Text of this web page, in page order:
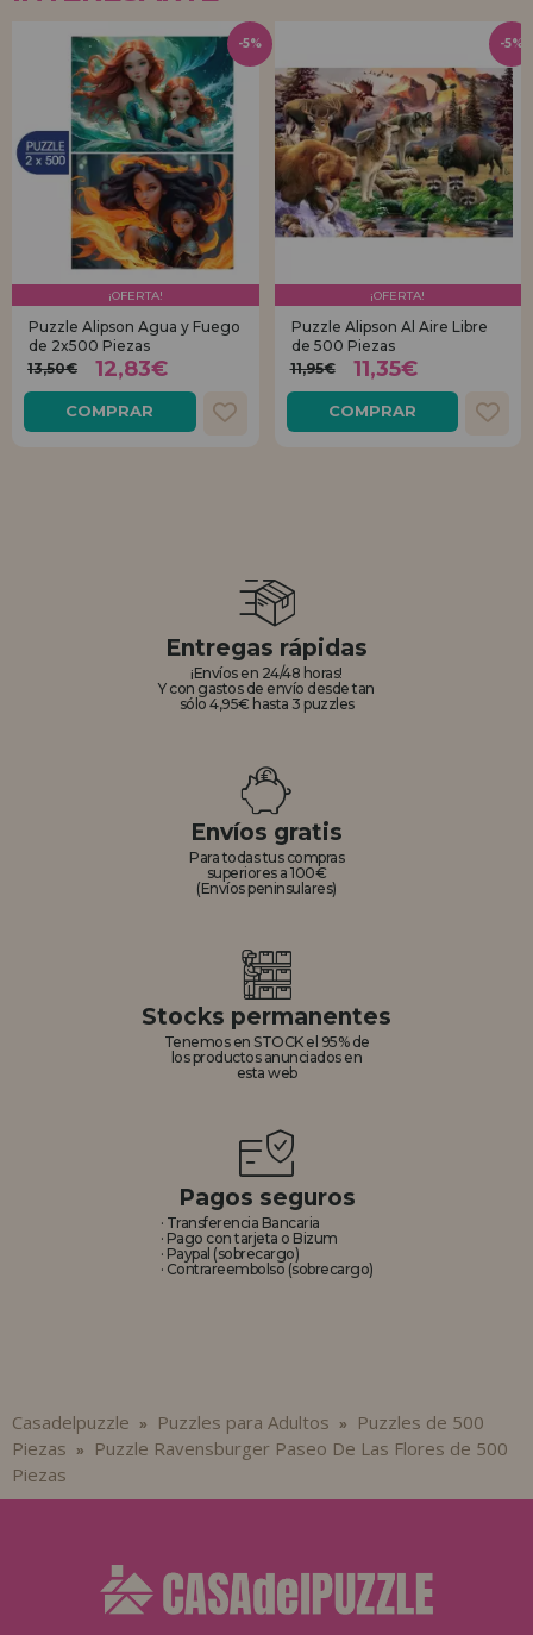
¡OFERTA!
Puzzle Alipson Agua y Fuego
de 2x500 Piezas
13,50€
12,83€
COMPRAR
-5%
¡OFERTA!
Puzzle Alipson Al Aire Libre
de 500 Piezas
11,95€
11,35€
COMPRAR
-5%
Entregas rápidas
¡Envíos en 24/48 horas!
Y con gastos de envío desde tan
sólo 4,95€ hasta 3 puzzles
Envíos gratis
Para todas tus compras
superiores a 100€
(Envíos peninsulares)
Stocks permanentes
Tenemos en STOCK el 95% de
los productos anunciados en
esta web
Pagos seguros
· Transferencia Bancaria
· Pago con tarjeta o Bizum
· Paypal (sobrecargo)
· Contrareembolso (sobrecargo)
Casadelpuzzle » Puzzles para Adultos »
Puzzles de 500
Piezas »
Puzzle Ravensburger Paseo De Las Flores de 500
Piezas